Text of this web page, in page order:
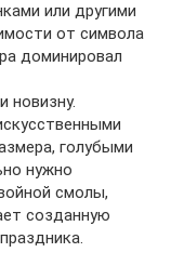
или другими
от символа
доминировал
новизну.
голубыми
нужно
смолы,
созданную